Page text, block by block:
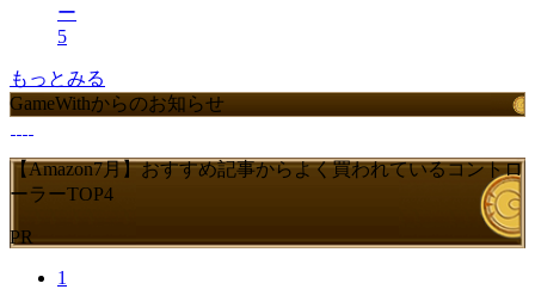
ー
5
もっとみる
GameWithからのお知らせ
【Amazon7月】おすすめ記事からよく買われているコントロ
ーラーTOP4
PR
1